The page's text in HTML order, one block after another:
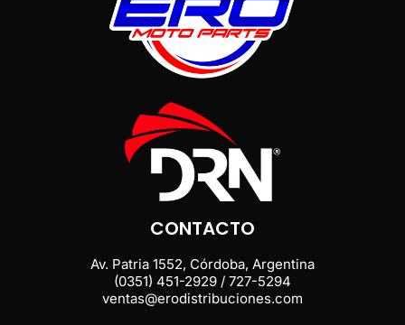
CONTACTO
Av. Patria 1552, Córdoba, Argentina
(0351) 451-2929 / 727-5294
ventas@erodistribuciones.com